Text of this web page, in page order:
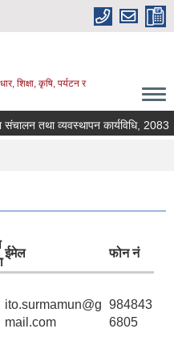
शिक्षा, कृषि, पर्यटन र
संचालन तथा व्यवस्थापन कार्यविधि, 2083
ईमेल फोन नं
ito.surmamun@g
mail.com
984843
6805